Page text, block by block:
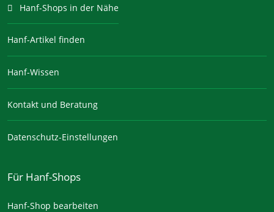
Hanf-Shops in der Nähe
Hanf-Artikel finden
Hanf-Wissen
Kontakt und Beratung
Datenschutz-Einstellungen
Für Hanf-Shops
Hanf-Shop bearbeiten